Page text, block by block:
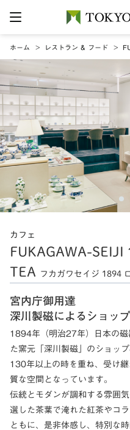
ホーム レストラン & フード
カフェ
FUKAGAWA-
TEA
フカガワセイジ 1894
宮内庁御用達
深川製磁によるショッ
1894年（明治27年）日本の磁
た窯元「深川製磁」のショッ
130年以上の時を重ね、受け
質な空間となっています。
伝統とモダンが調和する雰囲
選した茶葉で淹れた紅茶やコ
ともに、是非体感し、特別な